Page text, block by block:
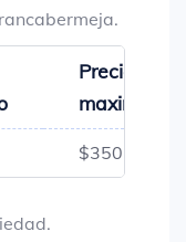
Precio
maximo
$350 M